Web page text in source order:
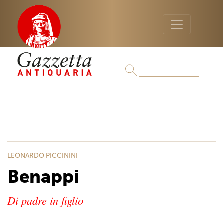
LEONARDO PICCININI
Benappi
Di padre in figlio